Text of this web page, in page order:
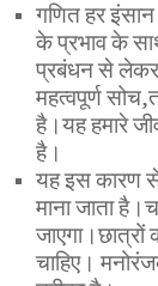
गणित हर इंसान
के प्रभाव के
प्रबंधन से लेकर
महत्वपूर्ण
है।यह हमारे
है।
यह इस कारण
माना जाता
चाहिए।